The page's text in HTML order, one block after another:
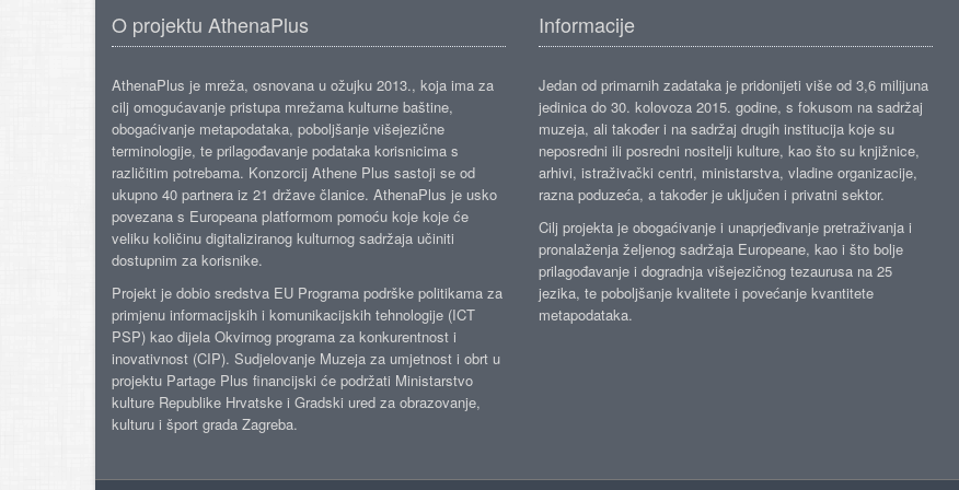
O projektu AthenaPlus
AthenaPlus je mreža, osnovana u ožujku 2013., koja ima za
cilj omogućavanje pristupa mrežama kulturne baštine,
obogaćivanje metapodataka, poboljšanje višejezične
terminologije, te prilagođavanje podataka korisnicima s
različitim potrebama. Konzorcij Athene Plus sastoji se od
ukupno 40 partnera iz 21 države članice. AthenaPlus je usko
povezana s Europeana platformom pomoću koje koje će
veliku količinu digitaliziranog kulturnog sadržaja učiniti
dostupnim za korisnike.
Projekt je dobio sredstva EU Programa podrške politikama za
primjenu informacijskih i komunikacijskih tehnologije (ICT
PSP) kao dijela Okvirnog programa za konkurentnost i
inovativnost (CIP). Sudjelovanje Muzeja za umjetnost i obrt u
projektu Partage Plus financijski će podržati Ministarstvo
kulture Republike Hrvatske i Gradski ured za obrazovanje,
kulturu i šport grada Zagreba.
Informacije
Jedan od primarnih zadataka je pridonijeti više od 3,6 milijuna
jedinica do 30. kolovoza 2015. godine, s fokusom na sadržaj
muzeja, ali također i na sadržaj drugih institucija koje su
neposredni ili posredni nositelji kulture, kao što su knjižnice,
arhivi, istraživački centri, ministarstva, vladine organizacije,
razna poduzeća, a također je uključen i privatni sektor.
Cilj projekta je obogaćivanje i unaprjeđivanje pretraživanja i
pronalaženja željenog sadržaja Europeane, kao i što bolje
prilagođavanje i dogradnja višejezičnog tezaurusa na 25
jezika, te poboljšanje kvalitete i povećanje kvantitete
metapodataka.